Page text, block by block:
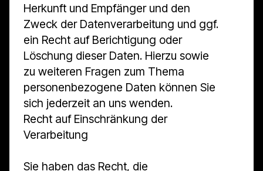
Herkunft und Empfänger und den
Zweck der Datenverarbeitung und ggf.
ein Recht auf Berichtigung oder
Löschung dieser Daten. Hierzu sowie
zu weiteren Fragen zum Thema
personenbezogene Daten können Sie
sich jederzeit an uns wenden.
Recht auf Einschränkung der
Verarbeitung
Sie haben das Recht, die